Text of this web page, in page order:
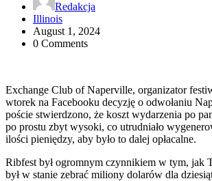
Redakcja
Illinois
August 1, 2024
0 Comments
Exchange Club of Naperville, organizator
wtorek na Facebooku decyzję o odwołaniu
poście stwierdzono, że koszt wydarzenia po
po prostu zbyt wysoki, co utrudniało
ilości pieniędzy, aby było to dalej opłacalne.
Ribfest był ogromnym czynnikiem w tym, jak
był w stanie zebrać miliony dolarów dla